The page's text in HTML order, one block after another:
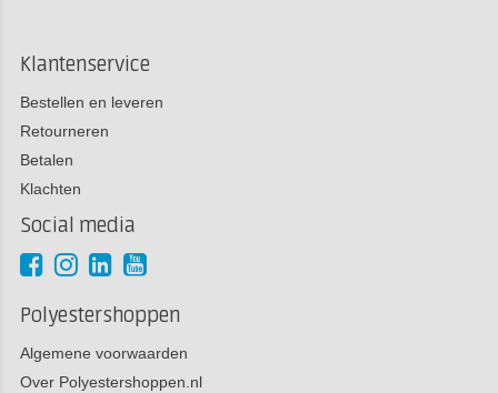
Klantenservice
Bestellen en leveren
Retourneren
Betalen
Klachten
Social media
Polyestershoppen
Algemene voorwaarden
Over Polyestershoppen.nl